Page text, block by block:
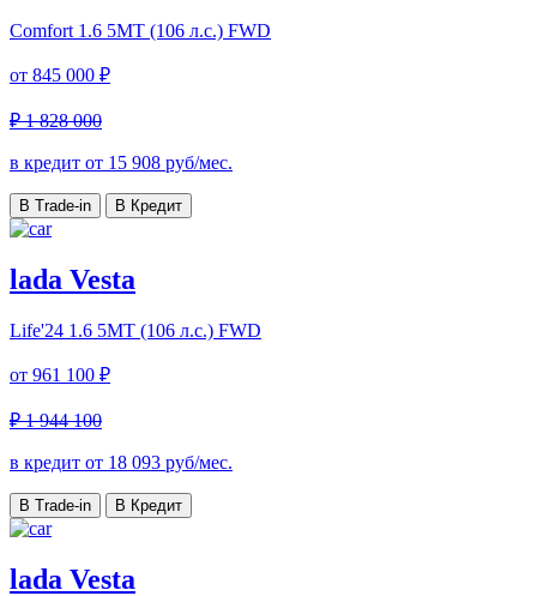
Comfort 1.6 5MT (106 л.с.) FWD
от 845 000 ₽
₽ 1 828 000
в кредит от 15 908 руб/мес.
В Trade-in В Кредит
lada Vesta
Life'24 1.6 5MT (106 л.с.) FWD
от 961 100 ₽
₽ 1 944 100
в кредит от 18 093 руб/мес.
В Trade-in В Кредит
lada Vesta